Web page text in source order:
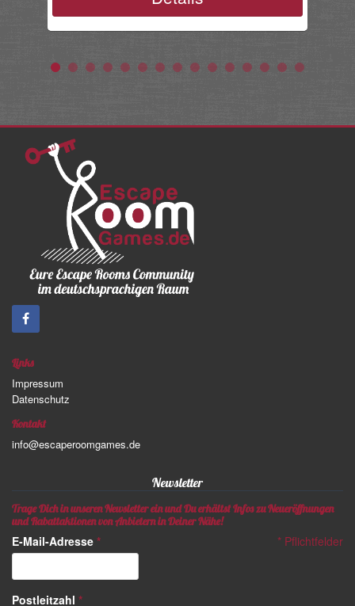
Links
Impressum
Datenschutz
Kontakt
info@escaperoomgames.de
Newsletter
Trage Dich in unseren Newsletter ein und Du erhältst Infos zu Neueröffnungen
und Rabattaktionen von Anbietern in Deiner Nähe!
* Pflichtfelder
E-Mail-Adresse *
Postleitzahl *